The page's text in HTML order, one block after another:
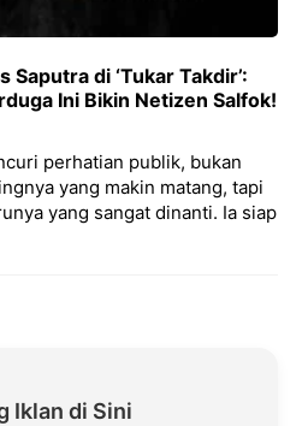
di ‘Tukar Takdir’:
Ini Bikin Netizen Salfok!
perhatian publik, bukan
yang makin matang, tapi
yang sangat dinanti. Ia siap
Iklan di Sini